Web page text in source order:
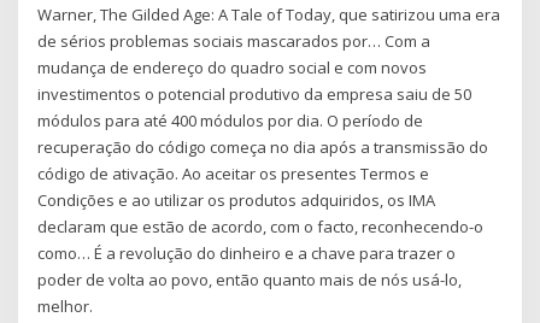
Warner, The Gilded Age: A Tale of Today, que satirizou uma era
de sérios problemas sociais mascarados por… Com a
mudança de endereço do quadro social e com novos
investimentos o potencial produtivo da empresa saiu de 50
módulos para até 400 módulos por dia. O período de
recuperação do código começa no dia após a transmissão do
código de ativação. Ao aceitar os presentes Termos e
Condições e ao utilizar os produtos adquiridos, os IMA
declaram que estão de acordo, com o facto, reconhecendo-o
como… É a revolução do dinheiro e a chave para trazer o
poder de volta ao povo, então quanto mais de nós usá-lo,
melhor.